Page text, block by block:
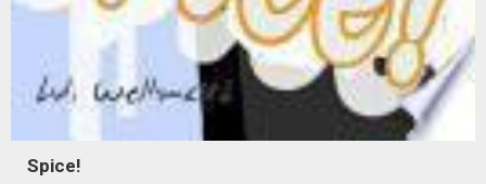
Spice!